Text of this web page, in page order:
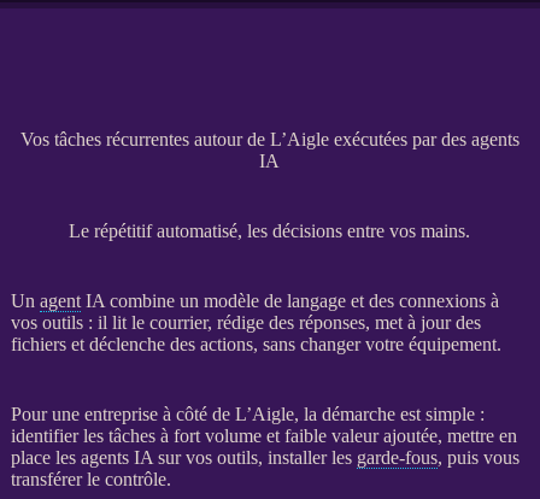
Vos tâches récurrentes autour de L’Aigle exécutées par des agents
IA
Le répétitif automatisé, les décisions entre vos mains.
Un agent IA combine un modèle de langage et des connexions à
vos outils : il lit le courrier, rédige des réponses, met à jour des
fichiers et déclenche des actions, sans changer votre équipement.
Pour une entreprise à côté de L’Aigle, la démarche est simple :
identifier les tâches à fort volume et faible valeur ajoutée, mettre en
place les agents IA sur vos outils, installer les garde-fous, puis vous
transférer le contrôle.